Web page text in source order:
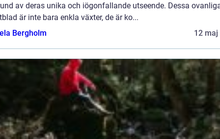
av deras unika och iögonfallande utseende. Dessa
är inte bara enkla växter, de är ko...
Bergholm
12 maj